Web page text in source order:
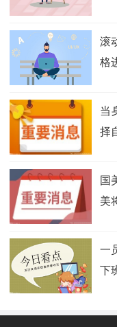
滚
格
当
择
国
美
一
下